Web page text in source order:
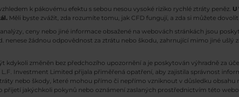
k pákovému efektu s sebou nesou vysoké riziko rychlé ztráty peněz.
Měli byste zvážit, zda rozumíte tomu, jak CFD fungují, a zda si můžete
ceny nebo jiné informace obsažené na webovách stránkách jsou
nenese žádnou odpovědnost za ztrátu nebo škodu, zahrnující mimo jiné
kdykoli změněn bez předchozího upozornění a je poskytován výhradně za
Investment Limited přijala přiměřená opatření, aby zajistila správnost
nebo škody, které mohou přímo či nepřímo vzniknout v důsledku
přijetí jakýchkoli pokynů nebo oznámení zaslaných prostřednictvím této